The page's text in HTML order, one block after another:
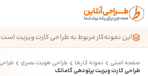
پرش به محتوای اصلی
این نمونه‌کار مربوط به طراحی کارت ویزیت است
صفحه اصلی نمونه کارها طراحی هویت بصری
طراحی کارت ویزیت پرتودهی گاماتک